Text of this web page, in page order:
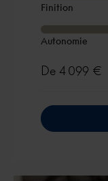
Finition
Autonomie
De 4 099 €